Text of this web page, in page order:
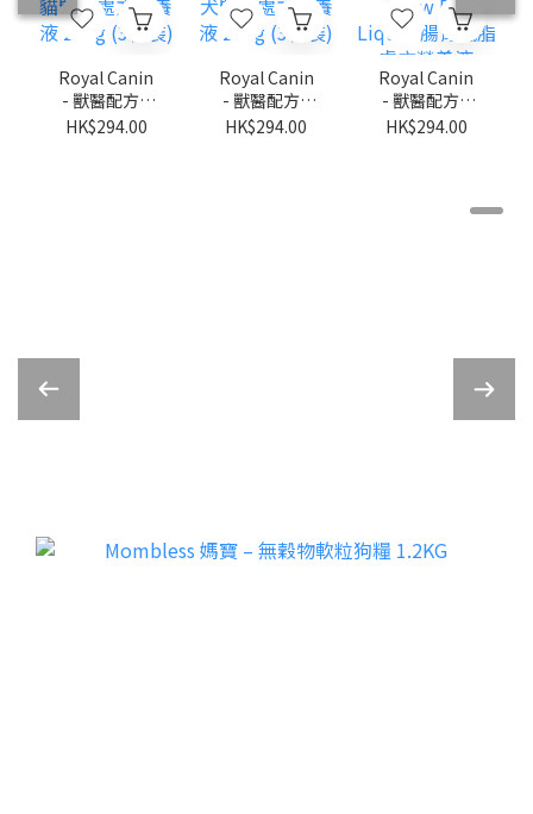
Royal Canin
- 獸醫配方 -
Renal Liquid
HK$294.00
Royal Canin
- 獸醫配方 -
Renal Liquid
HK$294.00
Royal Canin
- 獸醫配方 -
Gastrolntest
200g (3枝裝)
HK$294.00